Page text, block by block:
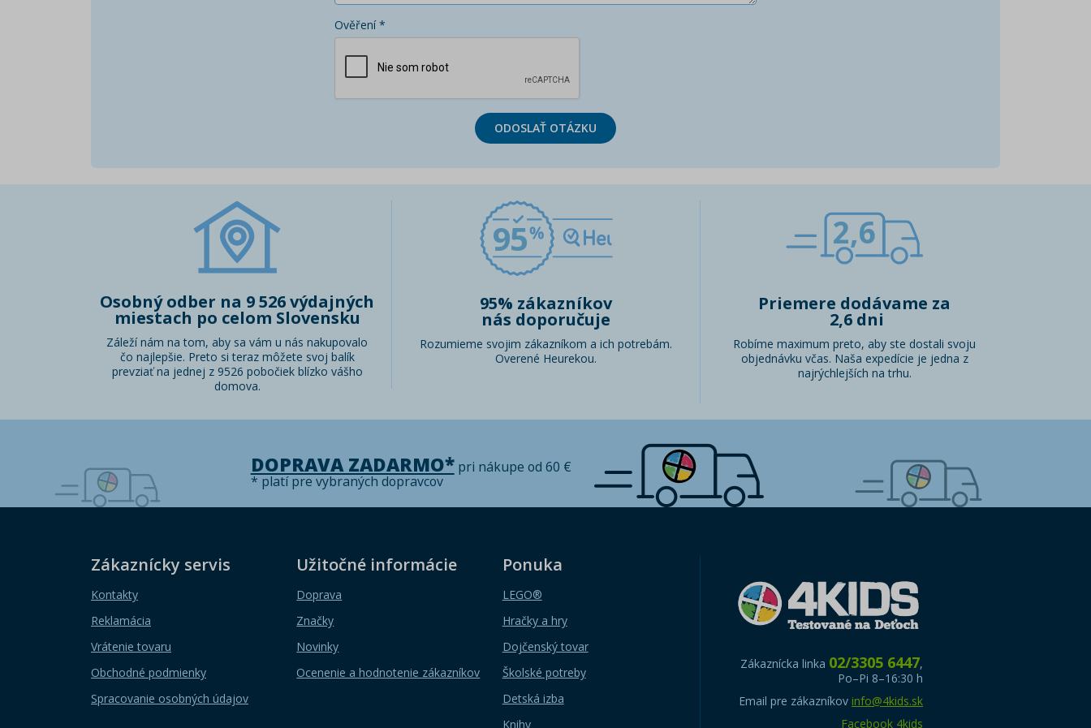
Ověření *
ODOSLAŤ OTÁZKU
Osobný odber na 9 526 výdajných
miestach po celom Slovensku
Záleží nám na tom, aby sa vám u nás nakupovalo
čo najlepšie. Preto si teraz môžete svoj balík
prevziať na jednej z 9526 pobočiek blízko vášho
domova.
95
95% zákazníkov
nás doporučuje
Rozumieme svojim zákazníkom a ich potrebám.
Overené Heurekou.
2,6
Priemere dodávame za
2,6 dni
Robíme maximum preto, aby ste dostali svoju
objednávku včas. Naša expedície je jedna z
najrýchlejších na trhu.
DOPRAVA ZADARMO*pri nákupe od 60 €
* platí pre vybraných dopravcov
Zákaznícky servis
Kontakty
Reklamácia
Vrátenie tovaru
Obchodné podmienky
Spracovanie osobných údajov
Užitočné informácie
Doprava
Značky
Novinky
Ocenenie a hodnotenie zákazníkov
Ponuka
LEGO®
Hračky a hry
Dojčenský tovar
Školské potreby
Detská izba
Knihy
Zákaznícka linka 02/3305 6447,
Po–Pi 8–16:30 h
Email pre zákazníkov info@4kids.sk
Facebook 4kids